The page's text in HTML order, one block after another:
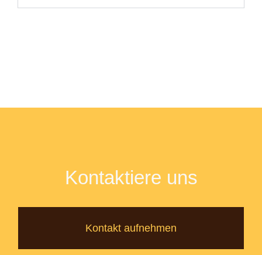
Kontaktiere uns
Kontakt aufnehmen